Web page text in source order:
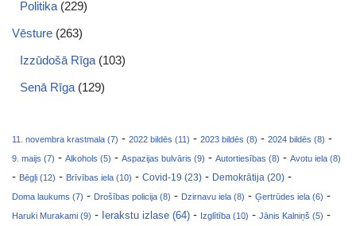
Politika (229)
Vēsture (263)
Izzūdošā Rīga (103)
Senā Rīga (129)
11. novembra krastmala (7) - 2022 bildēs (11) - 2023 bildēs (8) - 2024 bildēs (8) -
9. maijs (7) - Alkohols (5) - Aspazijas bulvāris (9) - Autortiesības (8) - Avotu iela (8)
- Bēgļi (12) - Brīvības iela (10) - Covid-19 (23) - Demokrātija (20) -
Doma laukums (7) - Drošības policija (8) - Dzirnavu iela (8) - Ģertrūdes iela (6) -
Haruki Murakami (9) - Ierakstu izlase (64) - Izglītība (10) - Jānis Kalniņš (5) -